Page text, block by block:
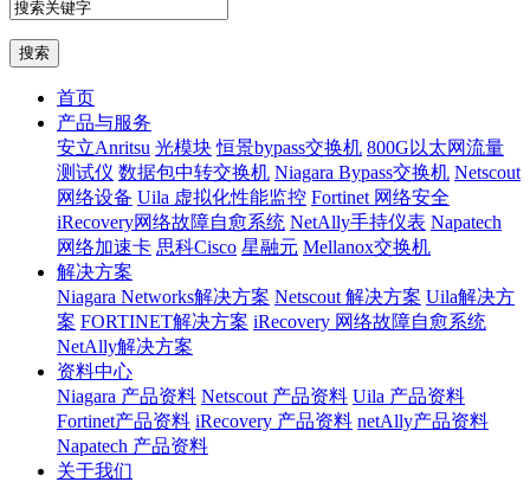
首页
产品与服务
安立Anritsu 光模块 恒景bypass交换机 800G以太网流量
测试仪 数据包中转交换机 Niagara Bypass交换机 Netscout
网络设备 Uila 虚拟化性能监控 Fortinet 网络安全
iRecovery网络故障自愈系统 NetAlly手持仪表 Napatech
网络加速卡 思科Cisco 星融元 Mellanox交换机
解决方案
Niagara Networks解决方案 Netscout 解决方案 Uila解决方
案 FORTINET解决方案 iRecovery 网络故障自愈系统
NetAlly解决方案
资料中心
Niagara 产品资料 Netscout 产品资料 Uila 产品资料
Fortinet产品资料 iRecovery 产品资料 netAlly产品资料
Napatech 产品资料
关于我们